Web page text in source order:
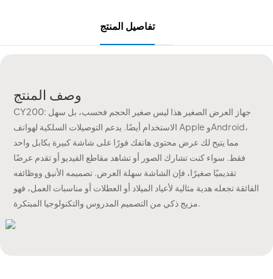
تفاصيل المنتج
وصف المنتج
CY200: جهاز العرض الصغير هذا ليس صغير الحجم فحسب، بل سهل
الاستخدام أيضًا. يدعم التوصيلات السلكية لهواتف Apple وAndroid،
مما يتيح لك عرض محتوى هاتفك فورًا على شاشة كبيرة بكابل واحد
فقط. سواء كنت تشارك الصور أو تشاهد مقاطع الفيديو أو تقدم عرضًا
تقديميًا صغيرًا، فإن الشاشة سهلة العرض. تصميمه الأنيق ووظائفه
الفائقة تجعله هدية مثالية لأعياد الميلاد أو العطلات أو مناسبات العمل، فهو
مزيج ذكي من التصميم المدروس والتكنولوجيا المبتكرة.